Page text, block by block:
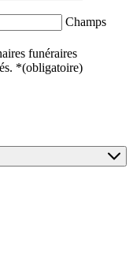
Champs
funéraires
*(obligatoire)